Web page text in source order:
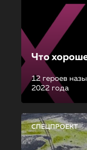
Что
12 героев
2022 года
СПЕЦПРОЕКТ